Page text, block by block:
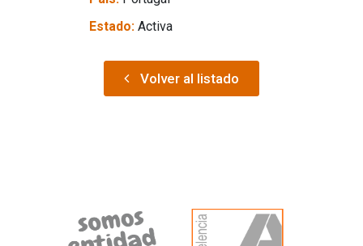
Estado: Activa
Volver al listado